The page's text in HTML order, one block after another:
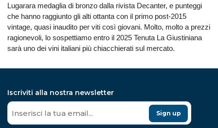
Lugarara medaglia di bronzo dalla rivista Decanter, e punteggi
che hanno raggiunto gli alti ottanta con il primo post-2015
vintage, quasi inaudito per viti così giovani. Molto, molto a prezzi
ragionevoli, lo sospettiamo entro il 2025 Tenuta La Giustiniana
sarà uno dei vini italiani più chiacchierati sul mercato.
Iscriviti alla nostra newsletter
Sign up